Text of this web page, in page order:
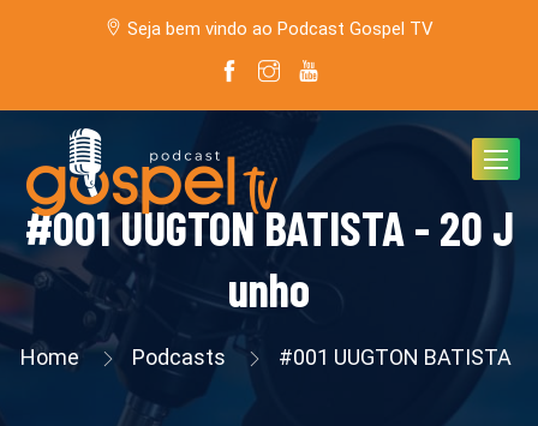
Seja bem vindo ao Podcast Gospel TV
Toggle
#001 UUGTON BATISTA - 20 J
unho
Home Podcasts #001 UUGTON BATISTA